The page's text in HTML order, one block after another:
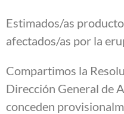
Estimados/as
afectados/as por la
Compartimos la
Dirección General de
conceden